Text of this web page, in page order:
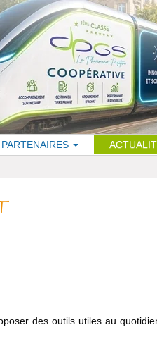
des outils utiles au